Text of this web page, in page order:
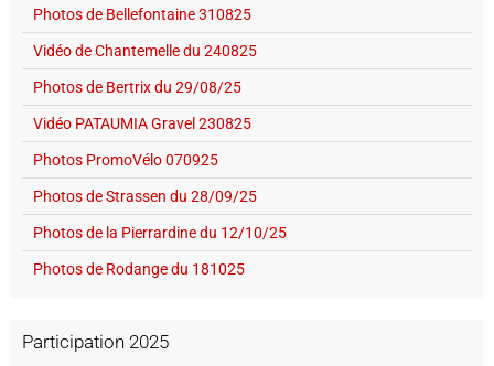
Photos de Bellefontaine 310825
Vidéo de Chantemelle du 240825
Photos de Bertrix du 29/08/25
Vidéo PATAUMIA Gravel 230825
Photos PromoVélo 070925
Photos de Strassen du 28/09/25
Photos de la Pierrardine du 12/10/25
Photos de Rodange du 181025
Participation 2025